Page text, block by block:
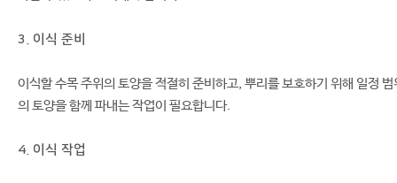
3. 이식 준비
이식할 수목 주위의 토양을 적절히 준비하고, 뿌리를 보호하기 위해 일정 범
의 토양을 함께 파내는 작업이 필요합니다.
4. 이식 작업